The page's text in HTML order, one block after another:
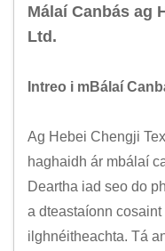
Málaí Canbás ag
Ltd.
Intreo i mBálaí
Ag Hebei Chengji
haghaidh ár mbálaí
Deartha iad seo do
a dteastaíonn
ilghnéitheachta. Tá